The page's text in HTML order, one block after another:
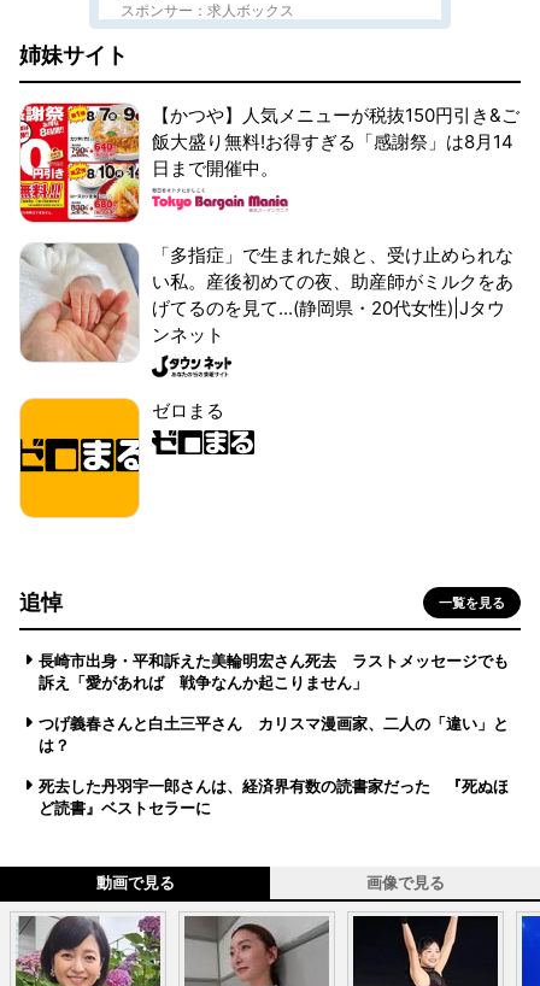
スポンサー：求人ボックス
姉妹サイト
【かつや】人気メニューが税抜150円引き&ご
飯大盛り無料!お得すぎる「感謝祭」は8月14
日まで開催中。
「多指症」で生まれた娘と、受け止められな
い私。産後初めての夜、助産師がミルクをあ
げてるのを見て...(静岡県・20代女性)|Jタウ
ンネット
ゼロまる
追悼 一覧を見る
長崎市出身・平和訴えた美輪明宏さん死去 ラストメッセージでも
訴え「愛があれば 戦争なんか起こりません」
つげ義春さんと白土三平さん カリスマ漫画家、二人の「違い」と
は？
死去した丹羽宇一郎さんは、経済界有数の読書家だった 『死ぬほ
ど読書』ベストセラーに
動画で見る 画像で見る